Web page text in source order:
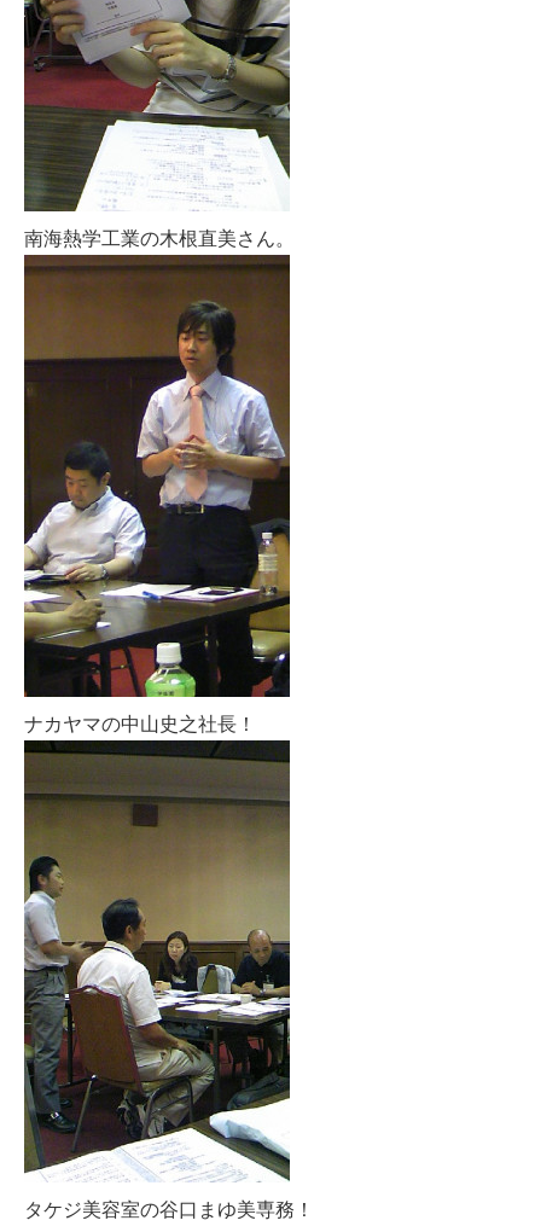
南海熱学工業の木根直美さん。
ナカヤマの中山史之社長！
タケジ美容室の谷口まゆ美専務！